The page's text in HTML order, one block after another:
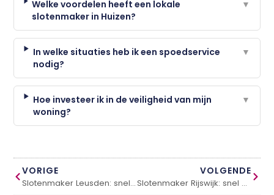
Welke voordelen heeft een lokale
slotenmaker in Huizen?
▼
In welke situaties heb ik een spoedservice
nodig?
▼
Hoe investeer ik in de veiligheid van mijn
woning?
▼
VORIGE
Slotenmaker Leusden: snel en betrouwbaar
VOLGENDE
Slotenmaker Rijswijk: snel en betrouwbaar